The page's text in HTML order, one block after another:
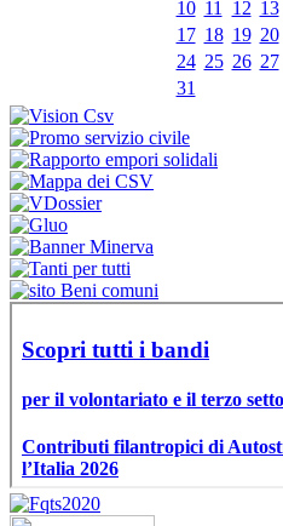
10 11 12 13
17 18 19 20
24 25 26 27
31